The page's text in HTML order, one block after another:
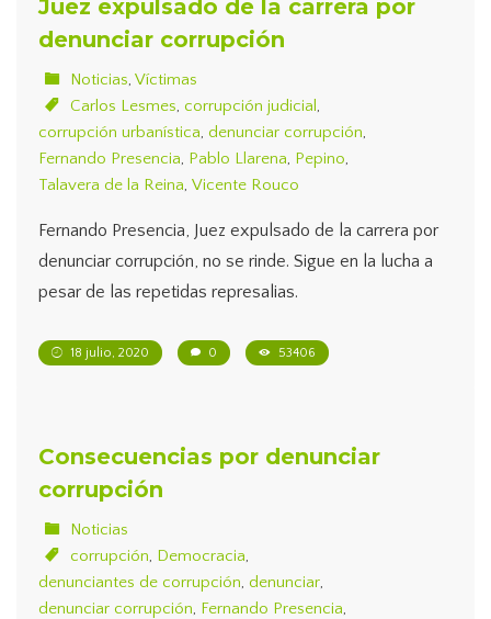
Juez expulsado de la carrera por
denunciar corrupción
Noticias, Víctimas
Carlos Lesmes, corrupción judicial ,
corrupción urbanística, denunciar corrupción,
Fernando Presencia, Pablo Llarena, Pepino,
Talavera de la Reina, Vicente Rouco
Fernando Presencia, Juez expulsado de la carrera por
denunciar corrupción, no se rinde. Sigue en la lucha a
pesar de las repetidas represalias.
18 julio, 2020 0 53406
Consecuencias por denunciar
corrupción
Noticias
corrupción, Democracia,
denunciantes de corrupción, denunciar,
denunciar corrupción, Fernando Presencia,